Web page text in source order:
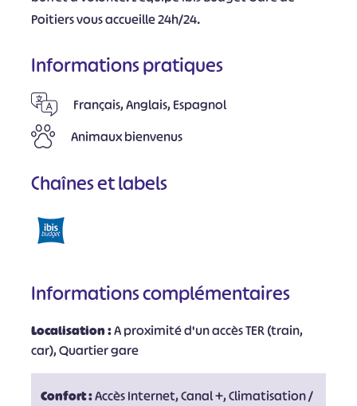
Poitiers vous accueille 24h/24.
Informations pratiques
Français, Anglais, Espagnol
Animaux bienvenus
Chaînes et labels
Informations complémentaires
Localisation :A proximité d'un accès TER (train,
car), Quartier gare
Confort :Accès Internet, Canal +, Climatisation /